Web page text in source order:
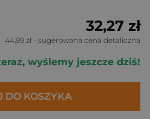
32,27 zł
44,99 zł - sugerowana cena detaliczna
wyślemy jeszcze dziś!
DO KOSZYKA